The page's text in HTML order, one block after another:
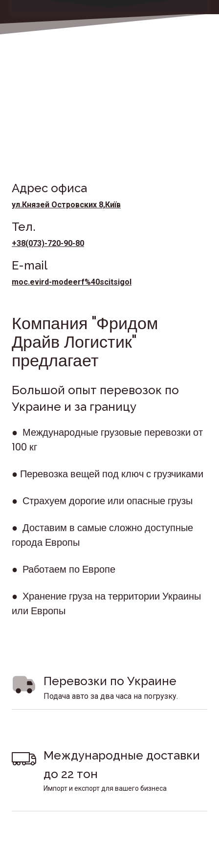
Адрес офиса
ул.Князей Островских 8,Київ
Тел.
+38(073)-720-90-80
E-mail
moc.evird-modeerf%40scitsigol
Компания "Фридом
Драйв Логистик"
предлагает
Большой опыт перевозок по
Украине и за границу
● Международные грузовые перевозки от
100 кг
● Перевозка вещей под ключ с грузчиками
● Страхуем дорогие или опасные грузы
● Доставим в самые сложно доступные
города Европы
● Работаем по Европе
● Хранение груза на территории Украины
или Европы
Перевозки по Украине
Подача авто за два часа на погрузку.
Международные доставки
до 22 тон
Импорт и експорт для вашего бизнеса